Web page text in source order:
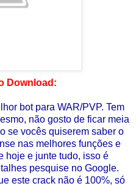
Download:
bot para WAR/PVP. Tem
não gosto de ficar meia
se vocês quiserem saber o
nas melhores funções e
hoje e junte tudo, isso é
pesquise no Google.
este crack não é 100%, só